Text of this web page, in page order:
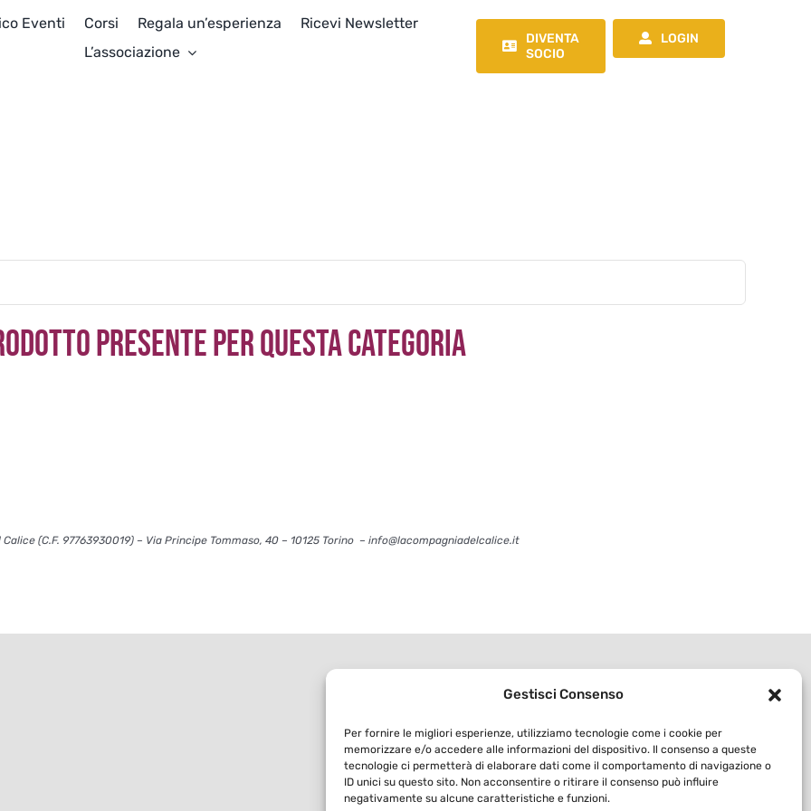
Gestisci Consenso
Per fornire le migliori esperienze, utilizziamo tecnologie come i cookie per
memorizzare e/o accedere alle informazioni del dispositivo. Il consenso a queste
tecnologie ci permetterà di elaborare dati come il comportamento di navigazione o
ID unici su questo sito. Non acconsentire o ritirare il consenso può influire
negativamente su alcune caratteristiche e funzioni.
Eventi Corsi Regala un’esperienza
Ricevi Newsletter
L’associazione
DIVENTA
SOCIO
LOGIN
presente per questa categoria
(C.F. 97763930019) – Via Principe Tommaso, 40 – 10125 Torino – info@lacompagniadelcalice.it